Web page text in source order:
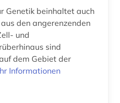
Genetik beinhaltet auch
den angerenzenden
und
sind
dem Gebiet der
Informationen